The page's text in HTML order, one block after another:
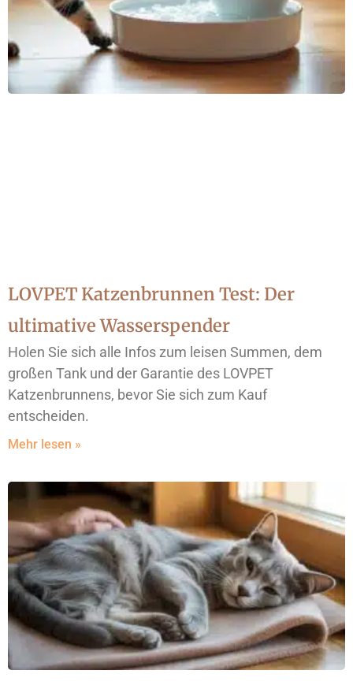
LOVPET Katzenbrunnen Test: Der
ultimative Wasserspender
Holen Sie sich alle Infos zum leisen Summen, dem
großen Tank und der Garantie des LOVPET
Katzenbrunnens, bevor Sie sich zum Kauf
entscheiden.
Mehr lesen »